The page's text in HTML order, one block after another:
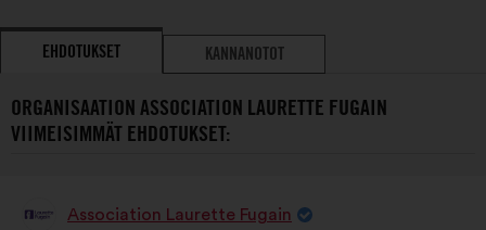
EHDOTUKSET KANNANOTOT
ORGANISAATION ASSOCIATION LAURETTE FUGAIN
VIIMEISIMMÄT EHDOTUKSET:
EhdotusAssociation Laurette Fugain